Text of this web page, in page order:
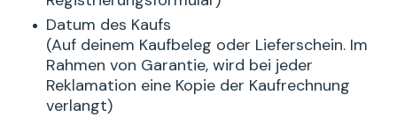
Datum des Kaufs
(Auf deinem Kaufbeleg oder Lieferschein. Im
Rahmen von Garantie, wird bei jeder
Reklamation eine Kopie der Kaufrechnung
verlangt)